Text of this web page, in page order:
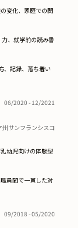
変化、家庭での関
、就学前の読み書
、記録、落ち着い
06/2020 - 12/2021
州サンフランシスコ
幼児向けの体験型
員間で一貫した対
09/2018 - 05/2020